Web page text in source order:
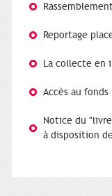
Reportage
La collecte en
Accès au fonds
Notice du
à disposition